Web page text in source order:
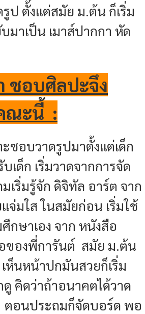
ป ตั้งแต่สมัย ม.ต้น ก็เริ่ม
มาเป็น เมาส์ปากกา หัด
ชอบศิลปะจึง
ณะนี้ :
ะชอบวาดรูปมาตั้งแต่เด็ก
เด็ก เริ่มวาดจากการจัด
ริ่มรู้จัก ดิจิทัล อาร์ต จาก
จ่มใส ในสมัยก่อน เริ่มใช้
กษาเอง จาก หนังสือ
ของพี่การันต์ สมัย ม.ต้น
ห็นหน้าปกมันสวยก็เริ่ม
คิดว่าถ้าอนาคตได้วาด
ตอนประถมก็จัดบอร์ด พอ